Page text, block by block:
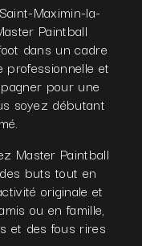
Maximin-la-
Paintball
dans un cadre
professionnelle et
pour une
soyez débutant
Master Paintball
buts tout en
originale et
ou en famille,
et des fous rires